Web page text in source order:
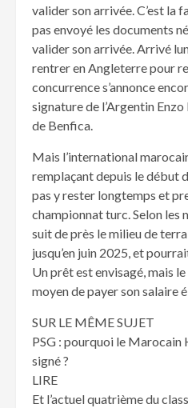
valider son arrivée. C’est la
pas envoyé les documents
valider son arrivée. Arrivé
rentrer en Angleterre pour
concurrence s’annonce
signature de l’Argentin
de Benfica.
Mais l’international
remplaçant depuis le début
pas y rester longtemps et
championnat turc. Selon les
suit de près le milieu de
jusqu’en juin 2025, et
Un prêt est envisagé, mais
moyen de payer son salaire
SUR LE MÊME SUJET
PSG : pourquoi le Marocain
signé ?
LIRE
Et l’actuel quatrième du